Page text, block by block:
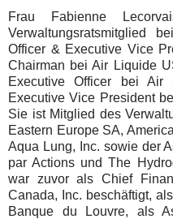
Frau Fabienne
Verwaltungsratsmitglied
Officer & Executive Vice
Chairman bei Air Liquide
Executive Officer bei
Executive Vice President
Sie ist Mitglied des
Eastern Europe SA,
Aqua Lung, Inc. sowie der
par Actions und The
war zuvor als Chief
Canada, Inc. beschäftigt,
Banque du Louvre, als